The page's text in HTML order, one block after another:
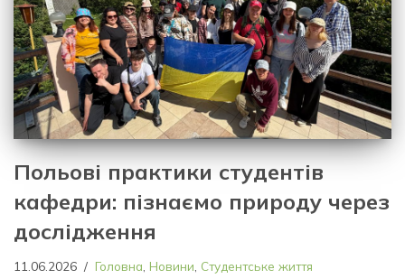
Польові практики студентів
кафедри: пізнаємо природу через
дослідження
11.06.2026 Головна Новини Студентське життя